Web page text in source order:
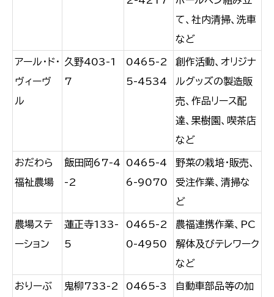
て、社内清掃、洗車
など
アール・ド・
ヴィーヴ
ル
久野403-1
7
0465-2
5-4534
創作活動、オリジナ
ルグッズの製造販
売、作品リース配
達、果樹園、喫茶店
など
おだわら
福祉農場
飯田岡67-4
-2
0465-4
6-9070
野菜の栽培・販売、
受注作業、清掃な
ど
農場ステ
ーション
蓮正寺133-
5
0465-2
0-4950
農福連携作業、PC
解体及びテレワーク
など
おりーぶ 鬼柳733-2 0465-3 自動車部品等の加